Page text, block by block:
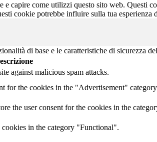
capire come utilizzi questo sito web. Questi
cookie potrebbe influire sulla tua esperienza
di base e le caratteristiche di sicurezza
against malicious spam attacks.
for the cookies in the "Advertisement"
the user consent for the cookies in the
in the category "Functional".